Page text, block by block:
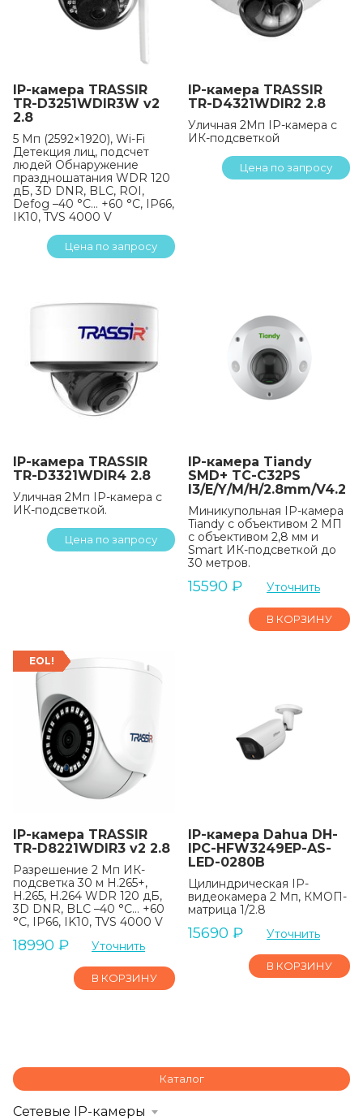
IP-камера TRASSIR
TR-D3251WDIR3W v2
2.8
5 Мп (2592×1920), Wi-Fi
Детекция лиц, подсчет
людей Обнаружение
праздношатания WDR 120
дБ, 3D DNR, BLC, ROI,
Defog –40 °C… +60 °C, IP66,
IK10, TVS 4000 V
Цена по запросу
IP-камера TRASSIR
TR-D4321WDIR2 2.8
Уличная 2Мп IP-камера с
ИК-подсветкой
Цена по запросу
IP-камера TRASSIR
TR-D3321WDIR4 2.8
Уличная 2Мп IP-камера с
ИК-подсветкой.
Цена по запросу
IP-камера Tiandy
SMD+ TC-C32PS
I3/E/Y/M/H/2.8mm/V4.2
Миникупольная IP-камера
Tiandy с объективом 2 МП
с объективом 2,8 мм и
Smart ИК-подсветкой до
30 метров.
15590 ₽ Уточнить
В КОРЗИНУ
EOL!
IP-камера TRASSIR
TR-D8221WDIR3 v2 2.8
Разрешение 2 Мп ИК-
подсветка 30 м H.265+,
H.265, H.264 WDR 120 дБ,
3D DNR, BLC –40 °C… +60
°C, IP66, IK10, TVS 4000 V
18990 ₽ Уточнить
В КОРЗИНУ
IP-камера Dahua DH-
IPC-HFW3249EP-AS-
LED-0280B
Цилиндрическая IP-
видеокамера 2 Мп, КМОП-
матрица 1/2.8
15690 ₽ Уточнить
В КОРЗИНУ
Каталог
Сетевые IP-камеры